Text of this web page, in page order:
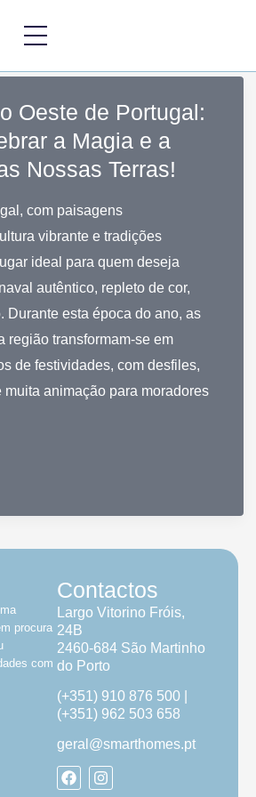
Oeste de Portugal:
a Magia e a
Nossas Terras!
com paisagens
vibrante e tradições
ideal para quem deseja
autêntico, repleto de cor,
Durante esta época do ano, as
região transformam-se em
de festividades, com desfiles,
muita animação para moradores
procura
com
Contactos
Largo Vitorino Fróis,
24B
2460-684 São Martinho
do Porto
(+351) 910 876 500 |
(+351) 962 503 658
geral@smarthomes.pt
F
a
I
n